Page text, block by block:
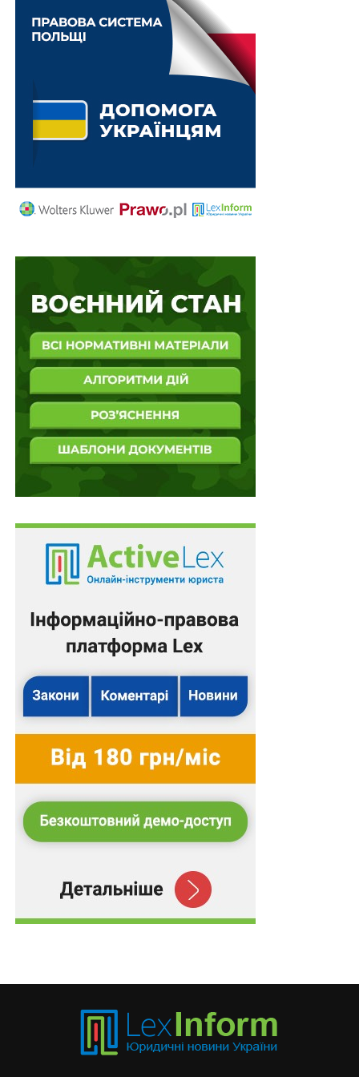
Україну?
НЕ ПРОПУСТІТЬ
Cпецпрокуратура Центрального регіону
запобігла відчудженню землі військового
містечка в Києві вартістю понад 59,8 млн грн